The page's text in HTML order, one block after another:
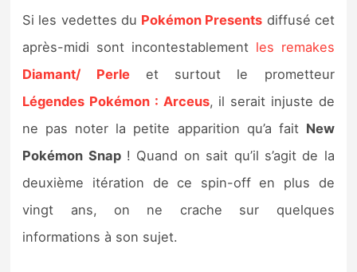
Tests et previews
Tests de jeux
Tests d’accessoires
Autres tests
Previews
Précommandes
Si les vedettes du Pokémon Presents diffusé cet
après-midi sont incontestablement les remakes
Diamant/ Perleet surtout le prometteur
Légendes Pokémon : Arceus, il serait injuste de
ne pas noter la petite apparition qu’a fait New
Pokémon Snap! Quand on sait qu’il s’agit de la
deuxième itération de ce spin-off en plus de
vingt ans, on ne crache sur quelques
informations à son sujet.